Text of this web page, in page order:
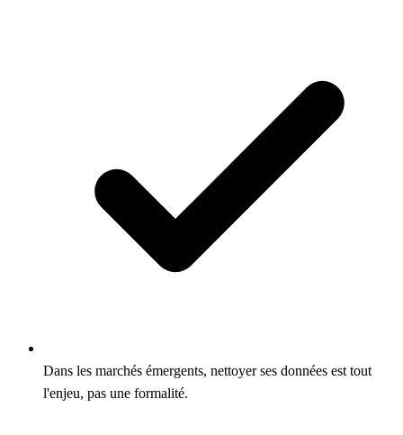
Dans les marchés émergents, nettoyer ses données est tout
l'enjeu, pas une formalité.